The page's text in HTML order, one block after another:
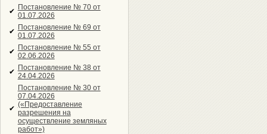
✔ Постановление № 70 от
01.07.2026
✔ Постановление № 69 от
01.07.2026
✔ Постановление № 55 от
02.06.2026
✔ Постановление № 38 от
24.04.2026
✔
Постановление № 30 от
07.04.2026
(«Предоставление
разрешения на
осуществление земляных
работ»)